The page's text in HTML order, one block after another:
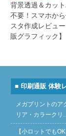
背景透過＆カッ
不要！スマホか
スタ作成レビュ
販グラフィック】
■ 印刷通販 体験
メガプリントのア
リア・カラーク
【小ロットでも